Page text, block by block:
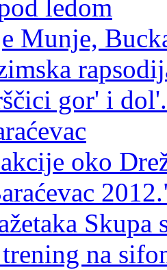
ledom
Munje,
gor' i
oko
Skupa
na